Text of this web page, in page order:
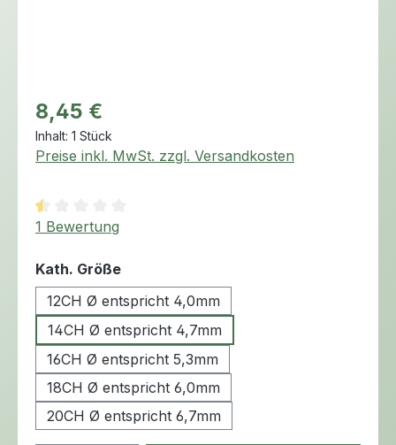
Regulärer Preis:
8,45 €
Inhalt: 1 Stück
Preise inkl. MwSt. zzgl. Versandkosten
Durchschnittliche Bewertung von 0.5 von 5 Sternen
1 Bewertung
Kath. Größeauswählen
12CH Ø entspricht 4,0mm
14CH Ø entspricht 4,7mm
16CH Ø entspricht 5,3mm
18CH Ø entspricht 6,0mm
20CH Ø entspricht 6,7mm